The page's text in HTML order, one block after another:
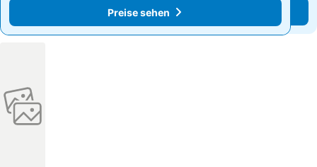
Preise sehen
Preise sehen